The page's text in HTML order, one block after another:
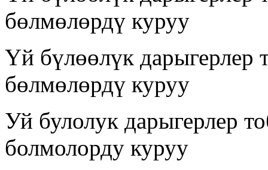
бөлмөлөрдү куруу
Үй бүлөөлүк дарыгерлер
бөлмөлөрдү куруу
Уй булолук дарыгерлер
болмолорду куруу